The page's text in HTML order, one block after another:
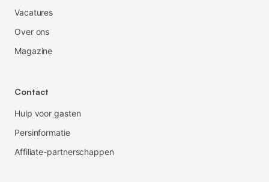
Vacatures
Over ons
Magazine
Contact
Hulp voor gasten
Persinformatie
Affiliate-partnerschappen